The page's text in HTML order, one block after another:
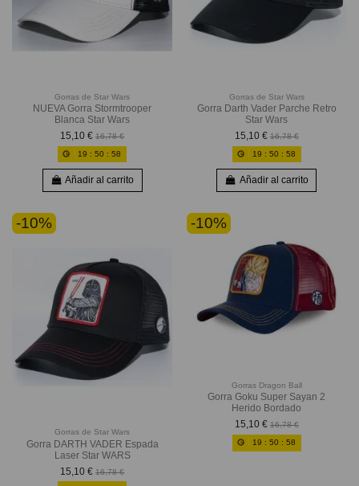
Gorras de Star Wars
NUEVA Gorra Stormtrooper
Blanca Star Wars
15,10 € 16,78 €
19 :50 :56
Añadir al carrito
Gorras de Star Wars
Gorra Darth Vader Parche Retro
Star Wars
15,10 € 16,78 €
19 : 50 : 56
Añadir al carrito
-10%
Gorras de Star Wars
Gorra DARTH VADER Espada
Laser Star WARS
15,10 € 16,78 €
-10%
Gorras Dragon Ball
Gorra Goku Super Sayan 2
Herido Bordado
15,10 € 16,78 €
19 : 50 : 56